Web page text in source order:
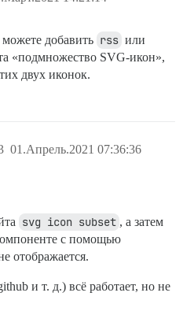
добавить rss или
«подмножество SVG-икон»,
двух иконок.
01.Апрель.2021 07:36:36
svg icon subset , а затем
с помощью
отображается.
и т. д.) всё работает, но не